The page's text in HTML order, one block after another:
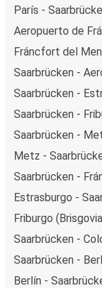
París -
Aeropuerto de
Fráncfort del
Saarbrücken -
Saarbrücken -
Saarbrücken -
Saarbrücken -
Metz -
Saarbrücken -
Estrasburgo -
Friburgo
Saarbrücken -
Saarbrücken -
Berlín -